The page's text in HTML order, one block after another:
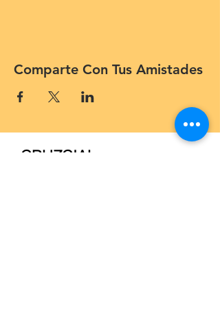
Comparte Con Tus Amistades
CRUZCIAL